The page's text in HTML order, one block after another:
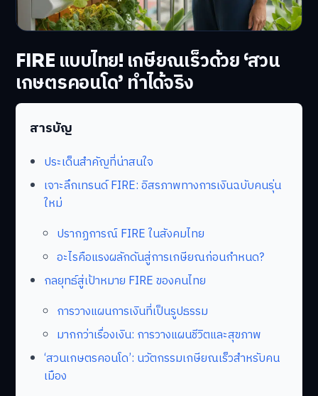
FIRE แบบไทย! เกษียณเร็วด้วย ‘สวน
เกษตรคอนโด’ ทำได้จริง
สารบัญ
ประเด็นสำคัญที่น่าสนใจ
เจาะลึกเทรนด์ FIRE: อิสรภาพทางการเงินฉบับคนรุ่น
ใหม่
ปรากฏการณ์ FIRE ในสังคมไทย
อะไรคือแรงผลักดันสู่การเกษียณก่อนกำหนด?
กลยุทธ์สู่เป้าหมาย FIRE ของคนไทย
การวางแผนการเงินที่เป็นรูปธรรม
มากกว่าเรื่องเงิน: การวางแผนชีวิตและสุขภาพ
‘สวนเกษตรคอนโด’: นวัตกรรมเกษียณเร็วสำหรับคน
เมือง